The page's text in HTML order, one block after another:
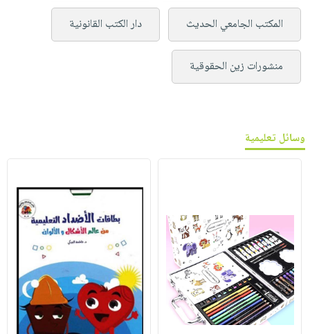
المكتب الجامعي الحديث دار الكتب القانونية
منشورات زين الحقوقية
وسائل تعليمية